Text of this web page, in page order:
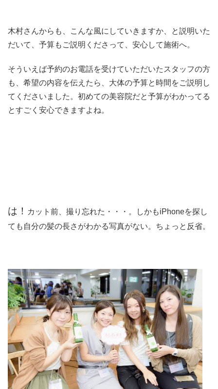
木村さんからも、こんな風にしていきますか、と説明いた
だいて、予算もご説明くださって、安心して施術へ。
そういえば予約のお電話を受けていただいたスタッフの方
も、希望の内容を伝えたら、大体の予算と時間をご説明し
てくださいました。初めての美容院だと予算がわかってる
とすごく安心できますよね。
は！
カット前、撮り忘れた・・・。しかもiPhoneを探し
ても自分の髪の長さがわかる写真がない。ちょっと反省。